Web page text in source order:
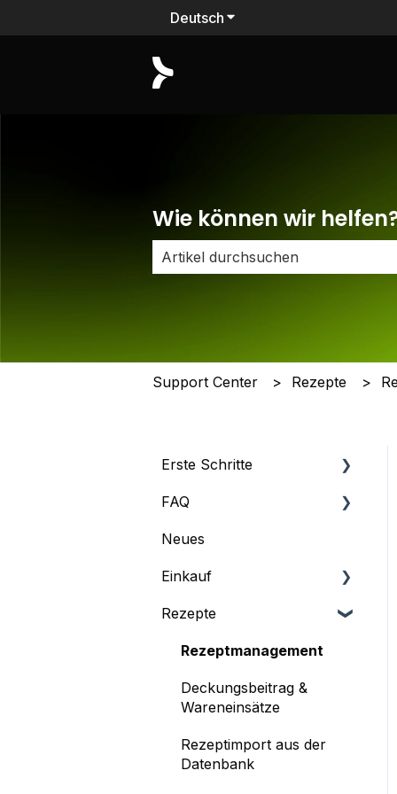
Deutsch Untermenü für
Wie können wir
Support Center Rezepte
Erste Schritte
Profil
Abonnement und
Dashboard
FAQ
FAQ
Neues
Einkauf
Lieferanten
Listen
Rezepte
Rezeptmanagement
Deckungsbeitrag &
Wareneinsätze
Rezeptimport aus der
Datenbank